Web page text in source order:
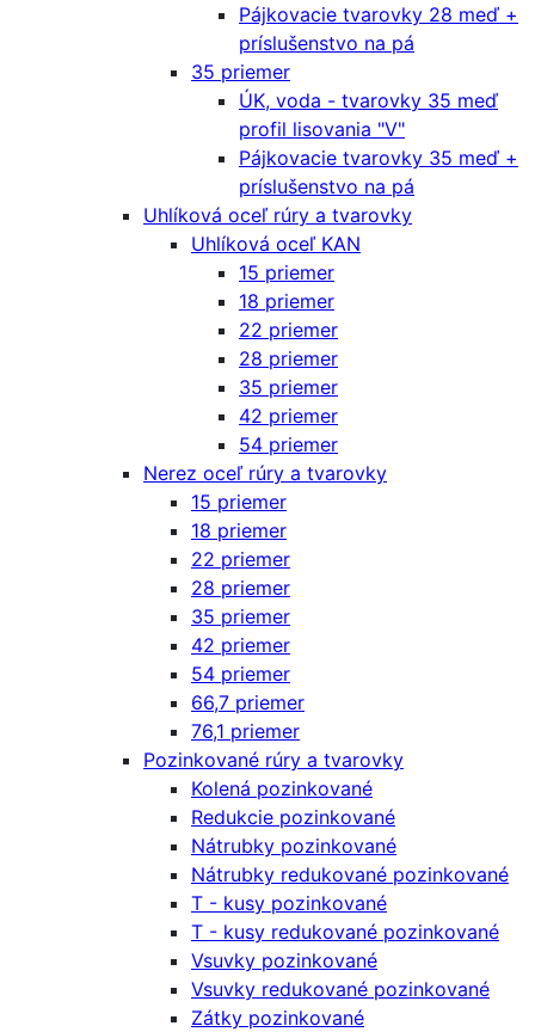
Pájkovacie tvarovky 28 meď +
príslušenstvo na pá
35 priemer
ÚK, voda - tvarovky 35 meď
profil lisovania "V"
Pájkovacie tvarovky 35 meď +
príslušenstvo na pá
Uhlíková oceľ rúry a tvarovky
Uhlíková oceľ KAN
15 priemer
18 priemer
22 priemer
28 priemer
35 priemer
42 priemer
54 priemer
Nerez oceľ rúry a tvarovky
15 priemer
18 priemer
22 priemer
28 priemer
35 priemer
42 priemer
54 priemer
66,7 priemer
76,1 priemer
Pozinkované rúry a tvarovky
Kolená pozinkované
Redukcie pozinkované
Nátrubky pozinkované
Nátrubky redukované pozinkované
T - kusy pozinkované
T - kusy redukované pozinkované
Vsuvky pozinkované
Vsuvky redukované pozinkované
Zátky pozinkované